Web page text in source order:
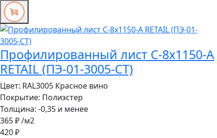
Профилированный лист С-8x1150-A
RETAIL (ПЭ-01-3005-СТ)
Цвет: RAL3005 Красное вино
Покрытие: Полиэстер
Толщина: -0,35 и менее
365 ₽/м2
420 ₽